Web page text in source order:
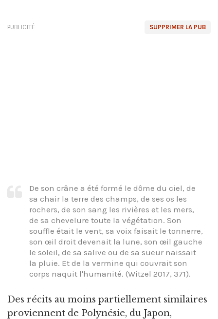
SUPPRIMER LA PUB
PUBLICITÉ
De son crâne a été formé le dôme du ciel, de
sa chair la terre des champs, de ses os les
rochers, de son sang les rivières et les mers,
de sa chevelure toute la végétation. Son
souffle était le vent, sa voix faisait le tonnerre,
son œil droit devenait la lune, son œil gauche
le soleil, de sa salive ou de sa sueur naissait
la pluie. Et de la vermine qui couvrait son
corps naquit l'humanité. (Witzel 2017, 371).
Des récits au moins partiellement similaires
proviennent de Polynésie, du Japon,